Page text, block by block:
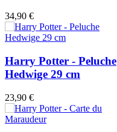
34,90 €
Harry Potter - Peluche
Hedwige 29 cm
23,90 €